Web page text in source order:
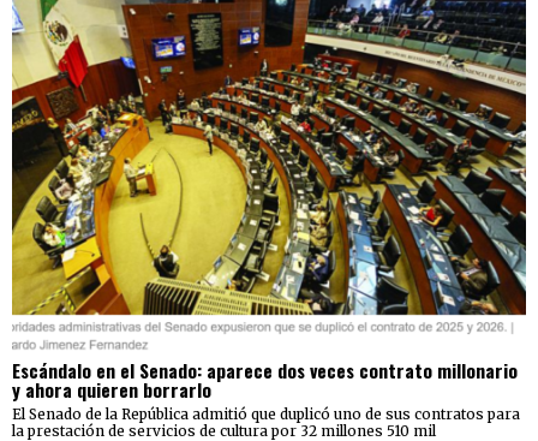
Escándalo en el Senado: aparece dos veces contrato millonario
y ahora quieren borrarlo
El Senado de la República admitió que duplicó uno de sus contratos para
la prestación de servicios de cultura por 32 millones 510 mil